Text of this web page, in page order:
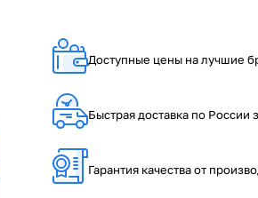
Доступные цены на лучшие
Быстрая доставка по России
Гарантия качества от